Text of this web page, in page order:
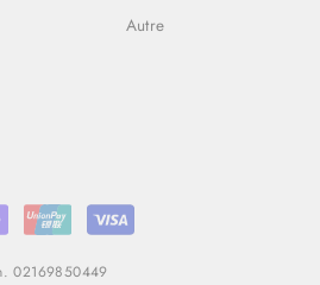
Autre
02169850449